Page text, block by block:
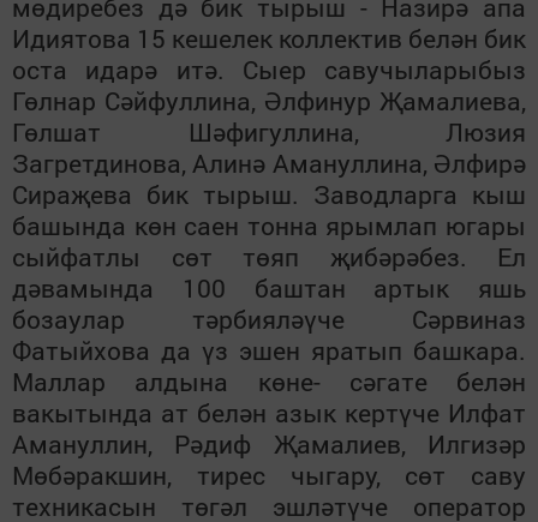
мөдиребез дә бик тырыш - Назирә апа
Идиятова 15 кешелек коллектив белән бик
оста идарә итә. Сыер савучыларыбыз
Гөлнар Сәйфуллина, Әлфинур Җамалиева,
Гөлшат Шәфигуллина, Люзия
Загретдинова, Алинә Амануллина, Әлфирә
Сираҗева бик тырыш. Заводларга кыш
башында көн саен тонна ярымлап югары
сыйфатлы сөт төяп җибәрәбез. Ел
дәвамында 100 баштан артык яшь
бозаулар тәрбияләүче Сәрвиназ
Фатыйхова да үз эшен яратып башкара.
Маллар алдына көне- сәгате белән
вакытында ат белән азык кертүче Илфат
Амануллин, Рәдиф Җамалиев, Илгизәр
Мөбәракшин, тирес чыгару, сөт саву
техникасын төгәл эшләтүче оператор